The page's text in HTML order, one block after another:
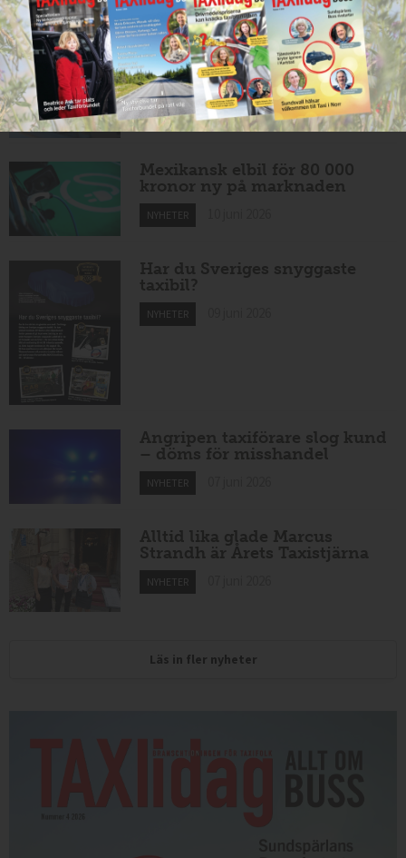
NYHETER 10 juni 2026
Nytt taxibolag i Borlänge
NYHETER 10 juni 2026
Mexikansk elbil för 80 000
kronor ny på marknaden
NYHETER
Har du Sveriges snyggaste
taxibil?
NYHETER
Angripen taxiförare slog kund
– döms för misshandel
NYHETER
Alltid lika glade Marcus
Strandh är Årets Taxistjärna
NYHETER
Läs in fler nyheter